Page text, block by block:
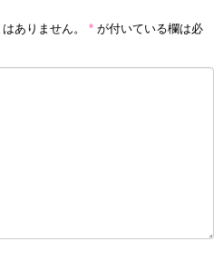
ありません。 * が付いている欄は必